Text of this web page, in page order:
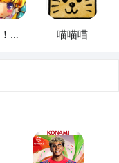
阅后可及时接受活
喵
喵喵喵